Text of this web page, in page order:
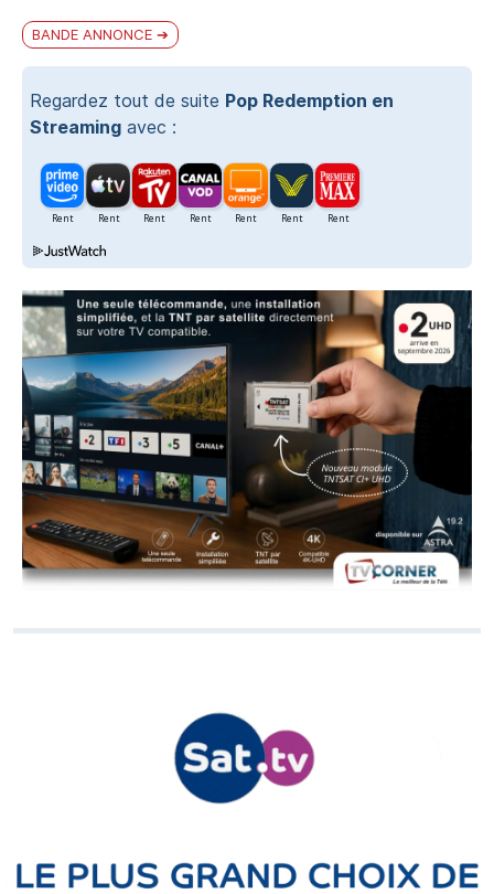
BANDE ANNONCE
Regardez tout de suite Pop Redemption en
Streaming avec :